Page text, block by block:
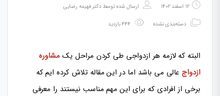
۱۲ اسفند ۱۴۰۲ ارسال شده توسطدکتر فهیمه رضایی
دسته‌بندی نشده
البته که لازمه هر ازدواجی طی کردن مراحل یک مشاوره
ازدواجعالی می باشد اما در این مقاله تلاش کرده ایم که
برخی از افرادی که برای این مهم مناسب نیستند را معرفی